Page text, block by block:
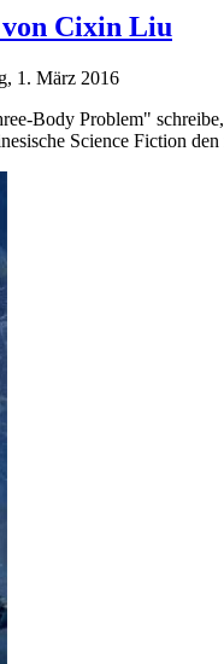
Cixin Liu
1. März 2016
Body Problem"
Science Fiction